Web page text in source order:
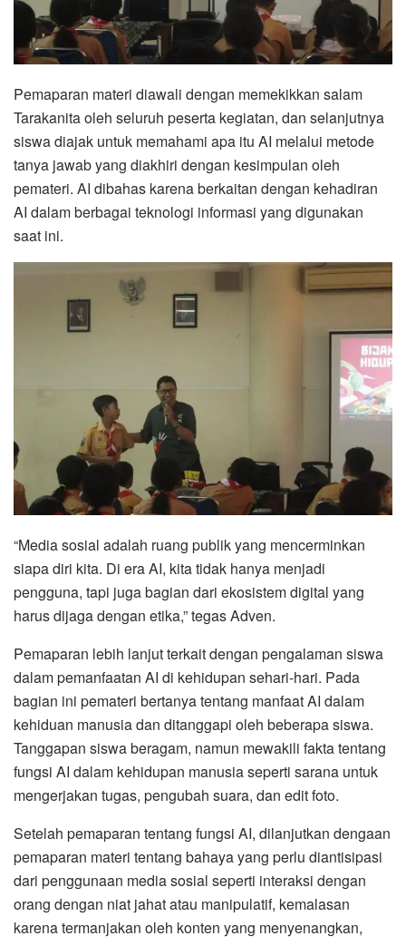
Pemaparan materi diawali dengan memekikkan salam
Tarakanita oleh seluruh peserta kegiatan, dan selanjutnya
siswa diajak untuk memahami apa itu AI melalui metode
tanya jawab yang diakhiri dengan kesimpulan oleh
pemateri. AI dibahas karena berkaitan dengan kehadiran
AI dalam berbagai teknologi informasi yang digunakan
saat ini.
“Media sosial adalah ruang publik yang mencerminkan
siapa diri kita. Di era AI, kita tidak hanya menjadi
pengguna, tapi juga bagian dari ekosistem digital yang
harus dijaga dengan etika,” tegas Adven.
Pemaparan lebih lanjut terkait dengan pengalaman siswa
dalam pemanfaatan AI di kehidupan sehari-hari. Pada
bagian ini pemateri bertanya tentang manfaat AI dalam
kehiduan manusia dan ditanggapi oleh beberapa siswa.
Tanggapan siswa beragam, namun mewakili fakta tentang
fungsi AI dalam kehidupan manusia seperti sarana untuk
mengerjakan tugas, pengubah suara, dan edit foto.
Setelah pemaparan tentang fungsi AI, dilanjutkan dengaan
pemaparan materi tentang bahaya yang perlu diantisipasi
dari penggunaan media sosial seperti interaksi dengan
orang dengan niat jahat atau manipulatif, kemalasan
karena termanjakan oleh konten yang menyenangkan,